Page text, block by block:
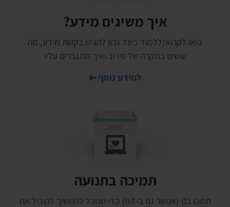
איך משיגים מידע?
בואו לקרוא/ללמוד כיצד נכון להגיש בקשת מידע, מה
עושים במקרה של סירוב ואיך מתגברים עליו
למידע נוסף
תמיכה בתנועה
תמכו בנו (אפשר גם ב-bit) כדי שנוכל להמשיך להוביל את